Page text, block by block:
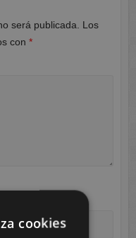
será publicada.
Los
con *
cookies